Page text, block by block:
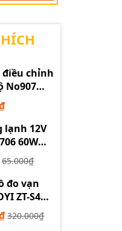
điều chỉnh
No907
loại tốt
lạnh 12V
60W
12715
65.000₫
đo vạn
ZT-S4
320.000₫